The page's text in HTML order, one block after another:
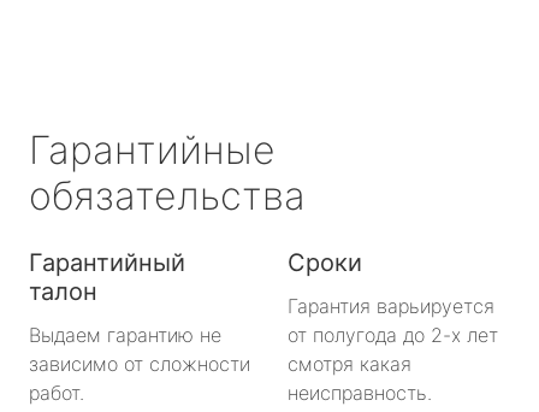
Гарантийные
обязательства
Гарантийный
талон
Выдаем гарантию не
зависимо от сложности
работ.
Сроки
Гарантия варьируется
от полугода до 2-х лет
смотря какая
неисправность.